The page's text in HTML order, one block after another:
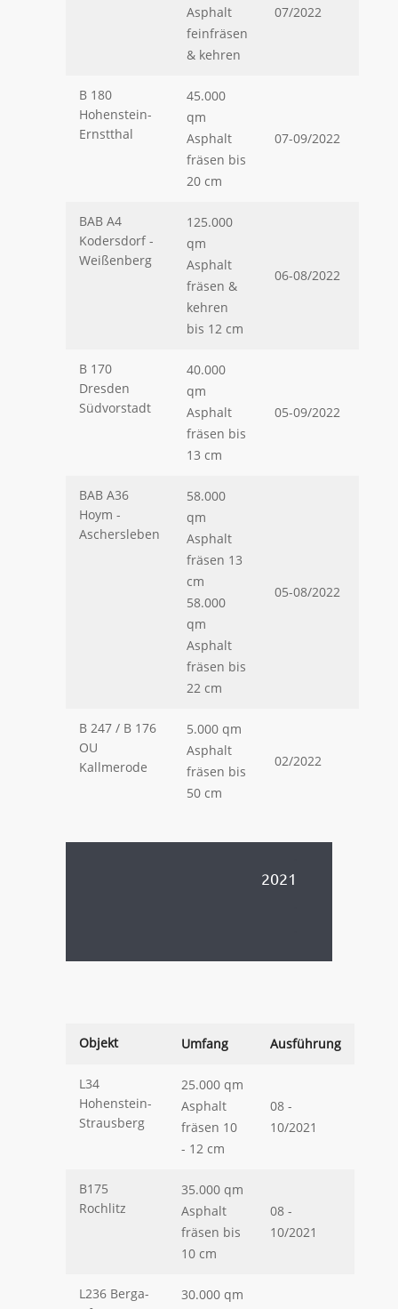
Asphalt
feinfräsen
& kehren
07/2022
B 180
Hohenstein-
Ernstthal
45.000
qm
Asphalt
fräsen bis
20 cm
07-09/2022
BAB A4
Kodersdorf -
Weißenberg
125.000
qm
Asphalt
fräsen &
kehren
bis 12 cm
06-08/2022
B 170
Dresden
Südvorstadt
40.000
qm
Asphalt
fräsen bis
13 cm
05-09/2022
BAB A36
Hoym -
Aschersleben
58.000
qm
Asphalt
fräsen 13
cm
58.000
qm
Asphalt
fräsen bis
22 cm
05-08/2022
B 247 / B 176
OU
Kallmerode
5.000 qm
Asphalt
fräsen bis
50 cm
02/2022
2021
Objekt Umfang Ausführung
L34
Hohenstein-
Strausberg
25.000 qm
Asphalt
fräsen 10
- 12 cm
08 -
10/2021
B175
Rochlitz
35.000 qm
Asphalt
fräsen bis
10 cm
08 -
10/2021
L236 Berga-
30.000 qm